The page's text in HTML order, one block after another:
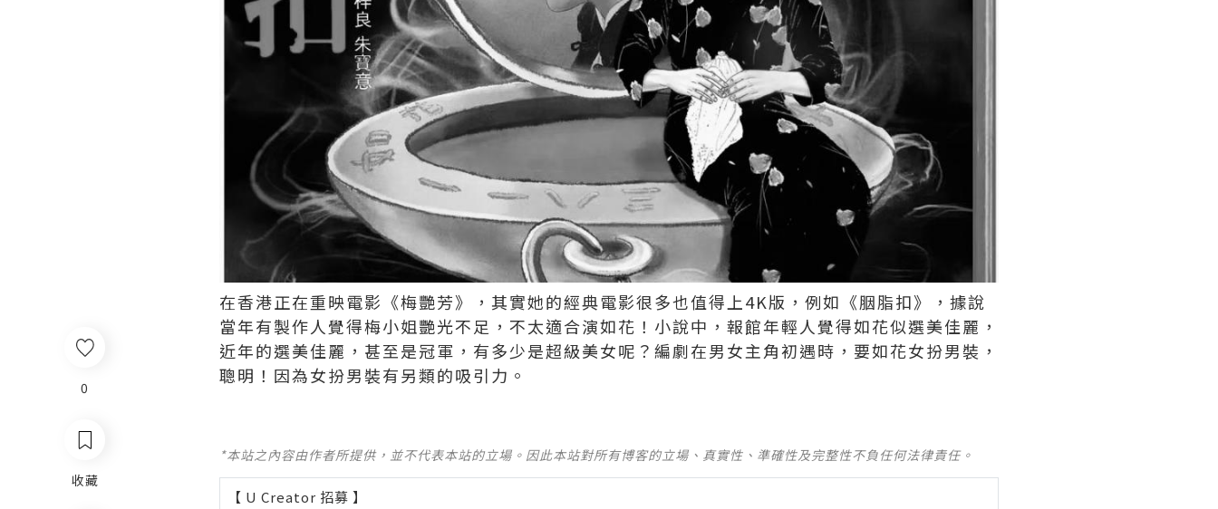
0
收藏
在香港正在重映電影《梅艷芳》，其實她的經典電影很多也值得上4K版，例如《胭脂扣》，據說
當年有製作人覺得梅小姐艷光不足，不太適合演如花！小說中，報館年輕人覺得如花似選美佳麗，
近年的選美佳麗，甚至是冠軍，有多少是超級美女呢？編劇在男女主角初遇時，要如花女扮男裝，
聰明！因為女扮男裝有另類的吸引力。
*本站之內容由作者所提供，並不代表本站的立場。因此本站對所有博客的立場、真實性、準確性及完整性不負任何法律責任。
【 U Creator 招募 】